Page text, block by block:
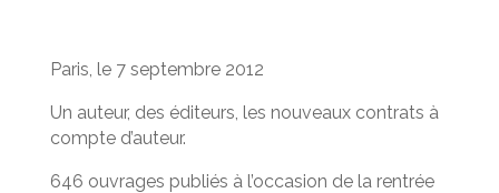
Paris, le 7 septembre 2012
Un auteur, des éditeurs, les nouveaux contrats à
compte d’auteur.
646 ouvrages publiés à l’occasion de la rentrée